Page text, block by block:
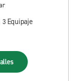
3 Equipaje